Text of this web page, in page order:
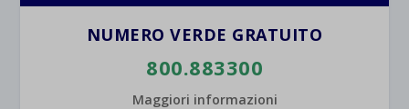
NUMERO VERDE GRATUITO
800.883300
Maggiori informazioni